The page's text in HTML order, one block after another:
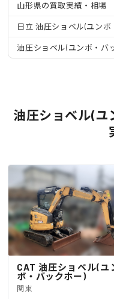
山形県の買取実績・相場
日立 油圧ショベル(ユン
油圧ショベル(ユンボ・バ
油圧ショベル(ユ
CAT 油圧ショベル(ユ
ボ・バックホー)
関東